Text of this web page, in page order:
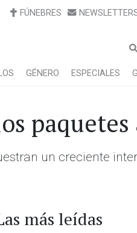
FÚNEBRES
GÉNERO ESPECIALES
paquetes
un creciente
más leídas